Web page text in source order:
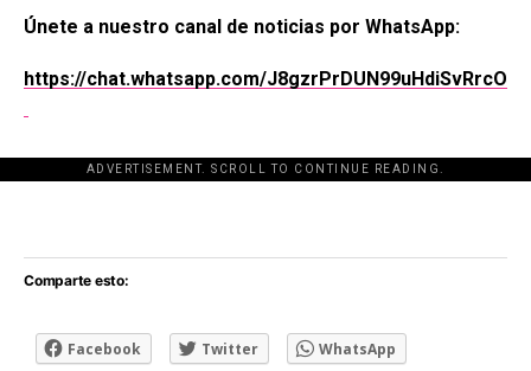
Únete a nuestro canal de noticias por WhatsApp:
https://chat.whatsapp.com/J8gzrPrDUN99uHdiSvRrcO
ADVERTISEMENT. SCROLL TO CONTINUE READING.
[adsforwp id="243463"]
Comparte esto:
Facebook Twitter WhatsApp